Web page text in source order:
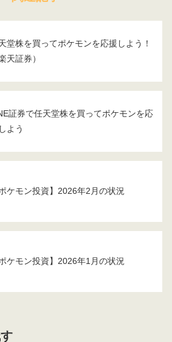
堂株を買ってポケモンを応援しよう！
天証券）
証券で任天堂株を買ってポケモンを応
よう
ポケモン投資】2026年2月の状況
ポケモン投資】2026年1月の状況